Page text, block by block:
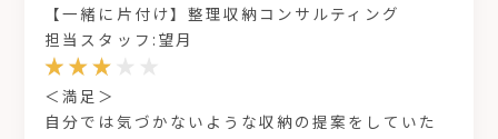
【一緒に片付け】整理収納コンサルティング
担当スタッフ:望月
＜満足＞
自分では気づかないような収納の提案をしていた